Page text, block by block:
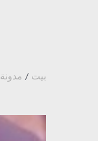
بيت / مدونة